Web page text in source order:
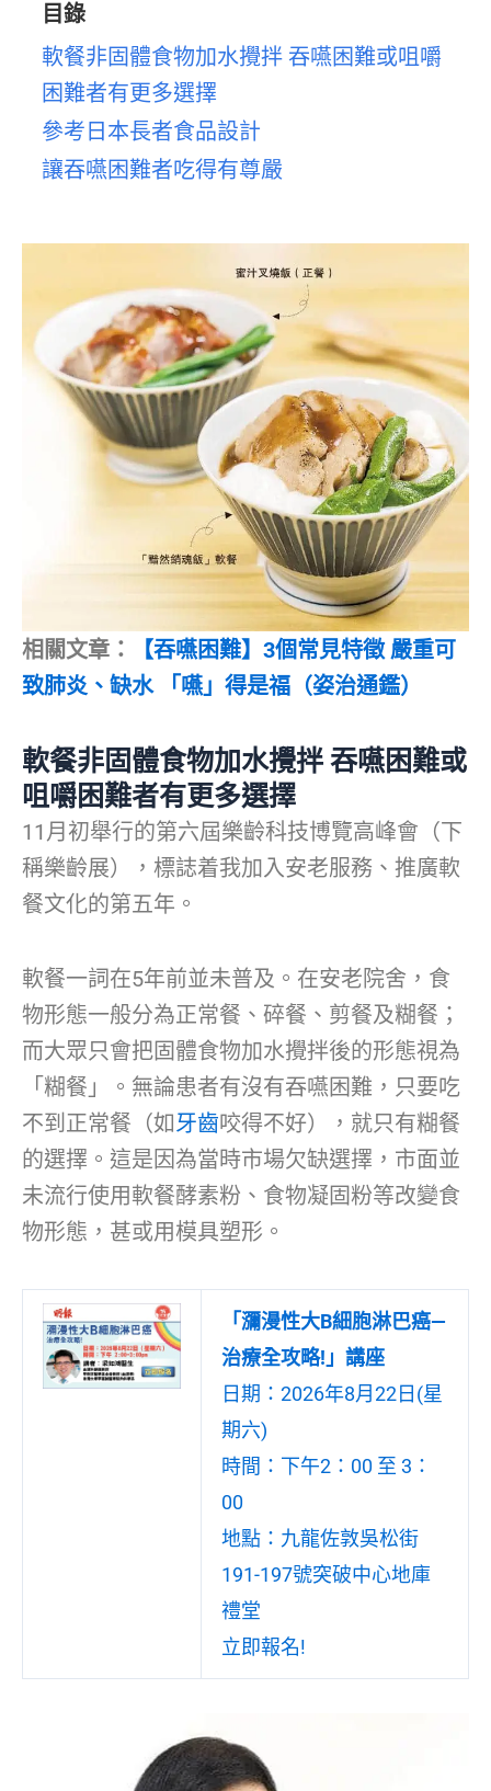
目錄
軟餐非固體食物加水攪拌 吞嚥困難或咀嚼
困難者有更多選擇
參考日本長者食品設計
讓吞嚥困難者吃得有尊嚴
相關文章：
【吞嚥困難】3個常見特徵 嚴重可
致肺炎、缺水 「嚥」得是福（姿治通鑑）
軟餐非固體食物加水攪拌 吞嚥困難或
咀嚼困難者有更多選擇
11月初舉行的第六屆樂齡科技博覽高峰會（下
稱樂齡展），標誌着我加入安老服務、推廣軟
餐文化的第五年。
軟餐一詞在5年前並未普及。在安老院舍，食
物形態一般分為正常餐、碎餐、剪餐及糊餐；
而大眾只會把固體食物加水攪拌後的形態視為
「糊餐」。無論患者有沒有吞嚥困難，只要吃
不到正常餐（如牙齒咬得不好），就只有糊餐
的選擇。這是因為當時市場欠缺選擇，市面並
未流行使用軟餐酵素粉、食物凝固粉等改變食
物形態，甚或用模具塑形。
「瀰漫性大B細胞淋巴癌—
治療全攻略!」講座
日期：2026年8月22日(星
期六)
時間：下午2：00 至 3：
00
地點：九龍佐敦吳松街
191-197號突破中心地庫
禮堂
立即報名!